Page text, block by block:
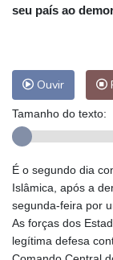
seu país ao
Ouvir
Tamanho do texto:
É o segundo dia
Islâmica, após a
segunda-feira por
As forças dos
legítima defesa